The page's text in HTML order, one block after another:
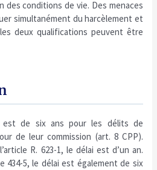
conditions de vie. Des menaces
simultanément du harcèlement et
deux qualifications peuvent être
est de six ans pour les délits de
de leur commission (art. 8 CPP).
R. 623-1, le délai est d’un an.
434-5, le délai est également de six